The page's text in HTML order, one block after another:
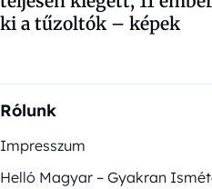
ki a tűzoltók – képek
Rólunk
Impresszum
Helló Magyar – Gyakran